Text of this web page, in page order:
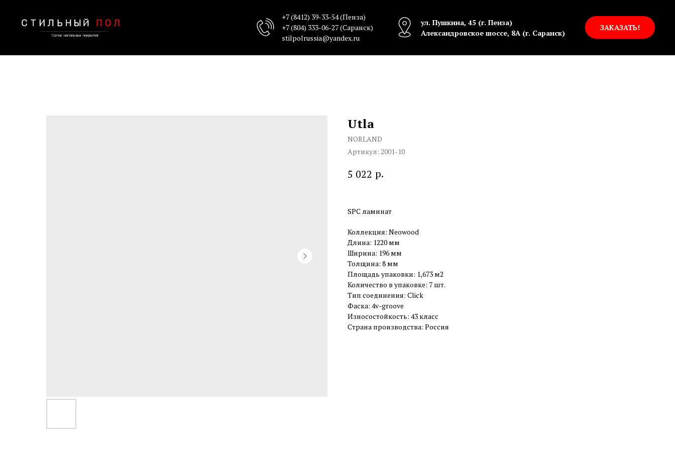
+7 (8412) 39-33-54(Пенза)
+7 (804) 333-06-27(Саранск)
stilpolrussia@yandex.ru
ул. Пушкина, 45 (г. Пенза)
Александровское шоссе, 8А (г. Саранск)
ЗАКАЗАТЬ!
Utla
NORLAND
Артикул: 2001-10
5 022 р.
SPC ламинат
Коллекция: Neowood
Длина: 1220 мм
Ширина: 196 мм
Толщина: 8 мм
Площадь упаковки: 1,673 м2
Количество в упаковке: 7 шт.
Тип соединения: Click
Фаска: 4v-groove
Износостойкость: 43 класс
Страна производства: Россия